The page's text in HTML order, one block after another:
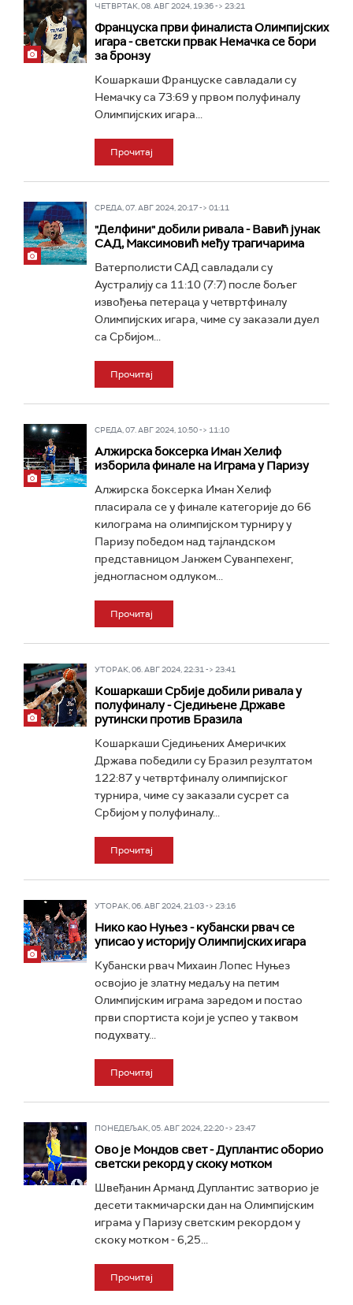
ЧЕТВРТАК, 08. АВГ 2024, 19:36 -> 23:21
Француска први финалиста Олимпијских
игара - светски првак Немачка се бори
за бронзу
Кошаркаши Француске савладали су
Немачку са 73:69 у првом полуфиналу
Олимпијских игара...
Прочитај
СРЕДА, 07. АВГ 2024, 20:17 -> 01:11
"Делфини" добили ривала - Вавић јунак
САД, Максимовић међу трагичарима
Ватерполисти САД савладали су
Аустралију са 11:10 (7:7) после бољег
извођења петераца у четвртфиналу
Олимпијских игара, чиме су заказали дуел
са Србијом...
Прочитај
СРЕДА, 07. АВГ 2024, 10:50 -> 11:10
Алжирска боксерка Иман Хелиф
изборила финале на Играма у Паризу
Алжирска боксерка Иман Хелиф
пласирала се у финале категорије до 66
килограма на олимпијском турниру у
Паризу победом над тајландском
представницом Јанжем Суванпехенг,
једногласном одлуком...
Прочитај
УТОРАК, 06. АВГ 2024, 22:31 -> 23:41
Кошаркаши Србије добили ривала у
полуфиналу - Сједињене Државе
рутински против Бразила
Кошаркаши Сједињених Америчких
Држава победили су Бразил резултатом
122:87 у четвртфиналу олимпијског
турнира, чиме су заказали сусрет са
Србијом у полуфиналу...
Прочитај
УТОРАК, 06. АВГ 2024, 21:03 -> 23:16
Нико као Нуњез - кубански рвач се
уписао у историју Олимпијских игара
Кубански рвач Михаин Лопес Нуњез
освојио је златну медаљу на петим
Олимпијским играма заредом и постао
први спортиста који је успео у таквом
подухвату...
Прочитај
ПОНЕДЕЉАК, 05. АВГ 2024, 22:20 -> 23:47
Ово је Мондов свет - Дуплантис оборио
светски рекорд у скоку мотком
Швеђанин Арманд Дуплантис затворио је
десети такмичарски дан на Олимпијским
играма у Паризу светским рекордом у
скоку мотком - 6,25...
Прочитај